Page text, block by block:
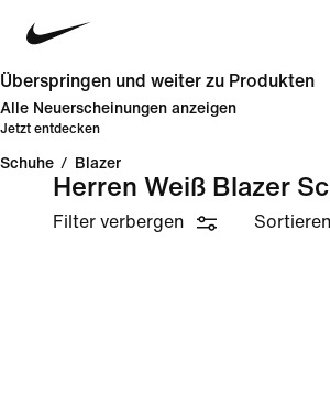
Überspringen und weiter zu Produkten
Alle Neuerscheinungen anzeigen
Jetzt entdecken
Schuhe / Blazer
Herren Weiß Blazer
Filter verbergen